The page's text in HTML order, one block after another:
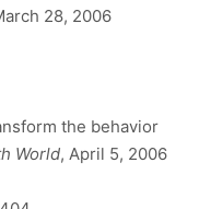
28, 2006
the behavior
World, April 5, 2006